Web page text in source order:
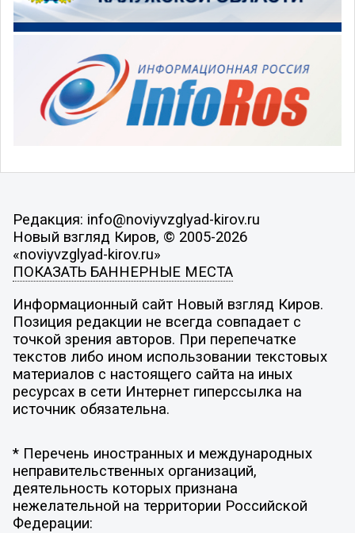
Редакция: info@noviyvzglyad-kirov.ru
Новый взгляд Киров, © 2005-2026
«noviyvzglyad-kirov.ru»
ПОКАЗАТЬ БАННЕРНЫЕ МЕСТА
Информационный сайт Новый взгляд Киров.
Позиция редакции не всегда совпадает с
точкой зрения авторов. При перепечатке
текстов либо ином использовании текстовых
материалов с настоящего сайта на иных
ресурсах в сети Интернет гиперссылка на
источник обязательна.
* Перечень иностранных и международных
неправительственных организаций,
деятельность которых признана
нежелательной на территории Российской
Федерации: